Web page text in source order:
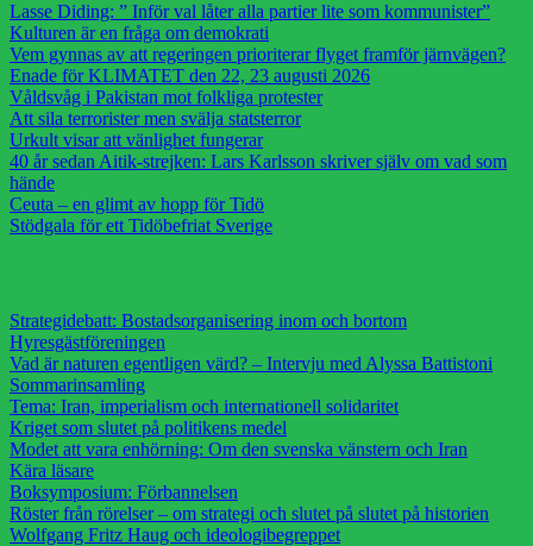
Lasse Diding: ” Inför val låter alla partier lite som kommunister”
Kulturen är en fråga om demokrati
Vem gynnas av att regeringen prioriterar flyget framför järnvägen?
Enade för KLIMATET den 22, 23 augusti 2026
Våldsvåg i Pakistan mot folkliga protester
Att sila terrorister men svälja statsterror
Urkult visar att vänlighet fungerar
40 år sedan Aitik-strejken: Lars Karlsson skriver själv om vad som
hände
Ceuta – en glimt av hopp för Tidö
Stödgala för ett Tidöbefriat Sverige
Strategidebatt: Bostadsorganisering inom och bortom
Hyresgästföreningen
Vad är naturen egentligen värd? – Intervju med Alyssa Battistoni
Sommarinsamling
Tema: Iran, imperialism och internationell solidaritet
Kriget som slutet på politikens medel
Modet att vara enhörning: Om den svenska vänstern och Iran
Kära läsare
Boksymposium: Förbannelsen
Röster från rörelser – om strategi och slutet på slutet på historien
Wolfgang Fritz Haug och ideologibegreppet